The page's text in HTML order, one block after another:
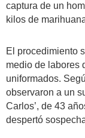
captura de un
kilos de
El procedimiento
medio de labores
uniformados.
observaron a un
Carlos’, de 43
despertó